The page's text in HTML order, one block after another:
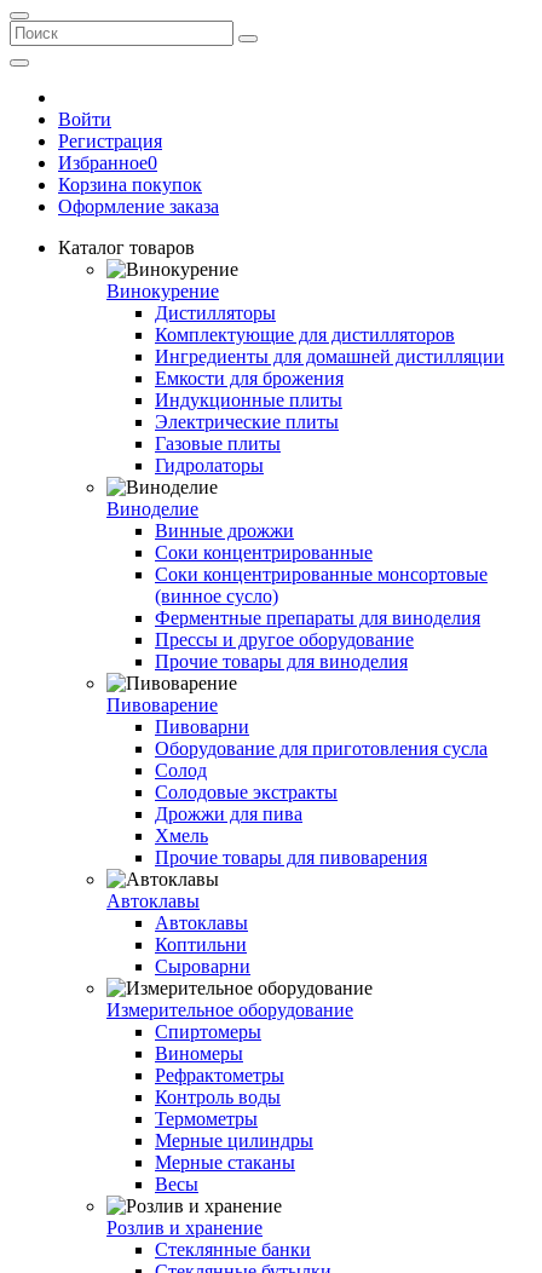
Войти
Регистрация
Избранное0
Корзина покупок
Оформление заказа
Каталог товаров
Винокурение
Дистилляторы
Комплектующие для дистилляторов
Ингредиенты для домашней дистилляции
Емкости для брожения
Индукционные плиты
Электрические плиты
Газовые плиты
Гидролаторы
Виноделие
Винные дрожжи
Соки концентрированные
Соки концентрированные монсортовые
(винное сусло)
Ферментные препараты для виноделия
Прессы и другое оборудование
Прочие товары для виноделия
Пивоварение
Пивоварни
Оборудование для приготовления сусла
Солод
Солодовые экстракты
Дрожжи для пива
Хмель
Прочие товары для пивоварения
Автоклавы
Автоклавы
Коптильни
Сыроварни
Измерительное оборудование
Спиртомеры
Виномеры
Рефрактометры
Контроль воды
Термометры
Мерные цилиндры
Мерные стаканы
Весы
Розлив и хранение
Стеклянные банки